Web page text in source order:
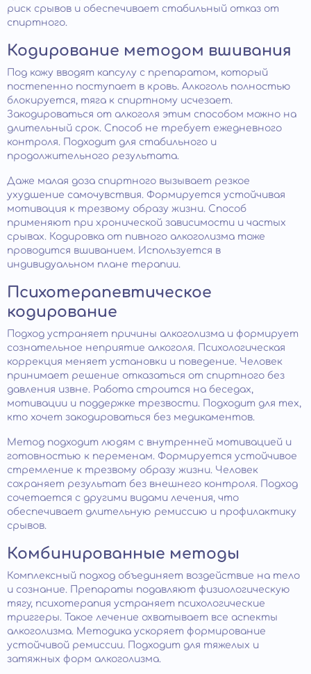
риск срывов и обеспечивает стабильный отказ от
спиртного.
Кодирование методом вшивания
Под кожу вводят капсулу с препаратом, который
постепенно поступает в кровь. Алкоголь полностью
блокируется, тяга к спиртному исчезает.
Закодироваться от алкоголя этим способом можно на
длительный срок. Способ не требует ежедневного
контроля. Подходит для стабильного и
продолжительного результата.
Даже малая доза спиртного вызывает резкое
ухудшение самочувствия. Формируется устойчивая
мотивация к трезвому образу жизни. Способ
применяют при хронической зависимости и частых
срывах. Кодировка от пивного алкоголизма тоже
проводится вшиванием. Используется в
индивидуальном плане терапии.
Психотерапевтическое
кодирование
Подход устраняет причины алкоголизма и формирует
сознательное неприятие алкоголя. Психологическая
коррекция меняет установки и поведение. Человек
принимает решение отказаться от спиртного без
давления извне. Работа строится на беседах,
мотивации и поддержке трезвости. Подходит для тех,
кто хочет закодироваться без медикаментов.
Метод подходит людям с внутренней мотивацией и
готовностью к переменам. Формируется устойчивое
стремление к трезвому образу жизни. Человек
сохраняет результат без внешнего контроля. Подход
сочетается с другими видами лечения, что
обеспечивает длительную ремиссию и профилактику
срывов.
Комбинированные методы
Комплексный подход объединяет воздействие на тело
и сознание. Препараты подавляют физиологическую
тягу, психотерапия устраняет психологические
триггеры. Такое лечение охватывает все аспекты
алкоголизма. Методика ускоряет формирование
устойчивой ремиссии. Подходит для тяжелых и
затяжных форм алкоголизма.